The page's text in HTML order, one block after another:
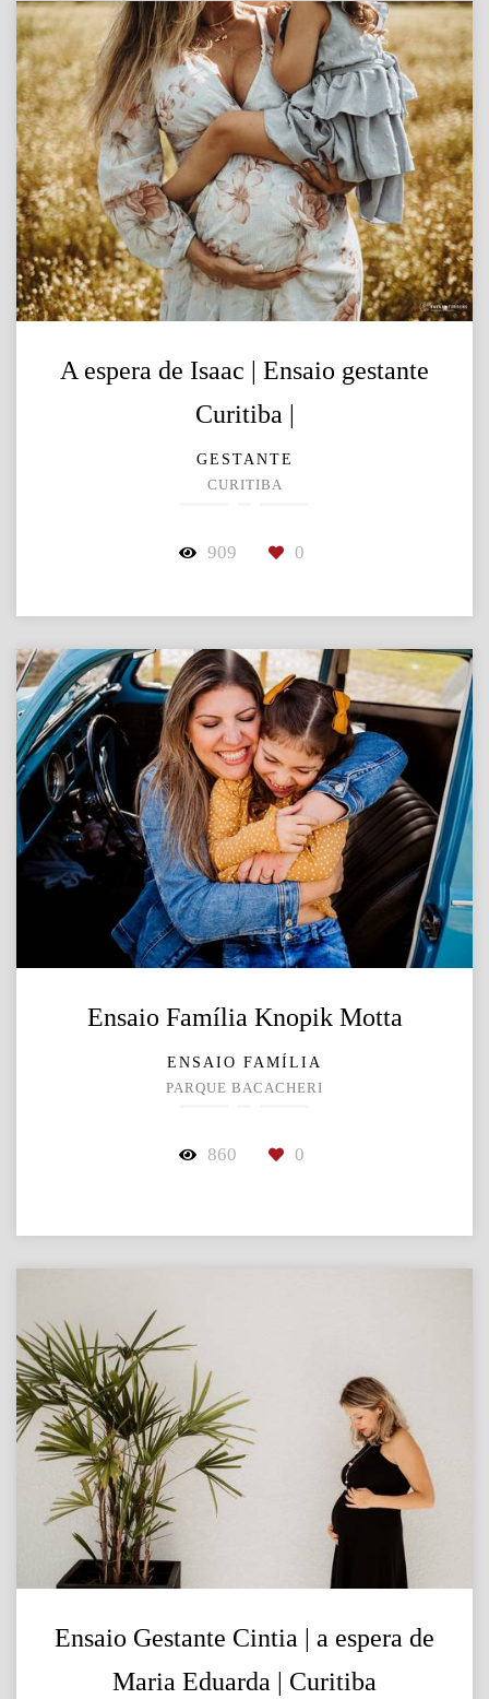
A espera de Isaac | Ensaio gestante
Curitiba |
GESTANTE
CURITIBA
909 0
Ensaio Família Knopik Motta
ENSAIO FAMÍLIA
PARQUE BACACHERI
860 0
Ensaio Gestante Cintia | a espera de
Maria Eduarda | Curitiba